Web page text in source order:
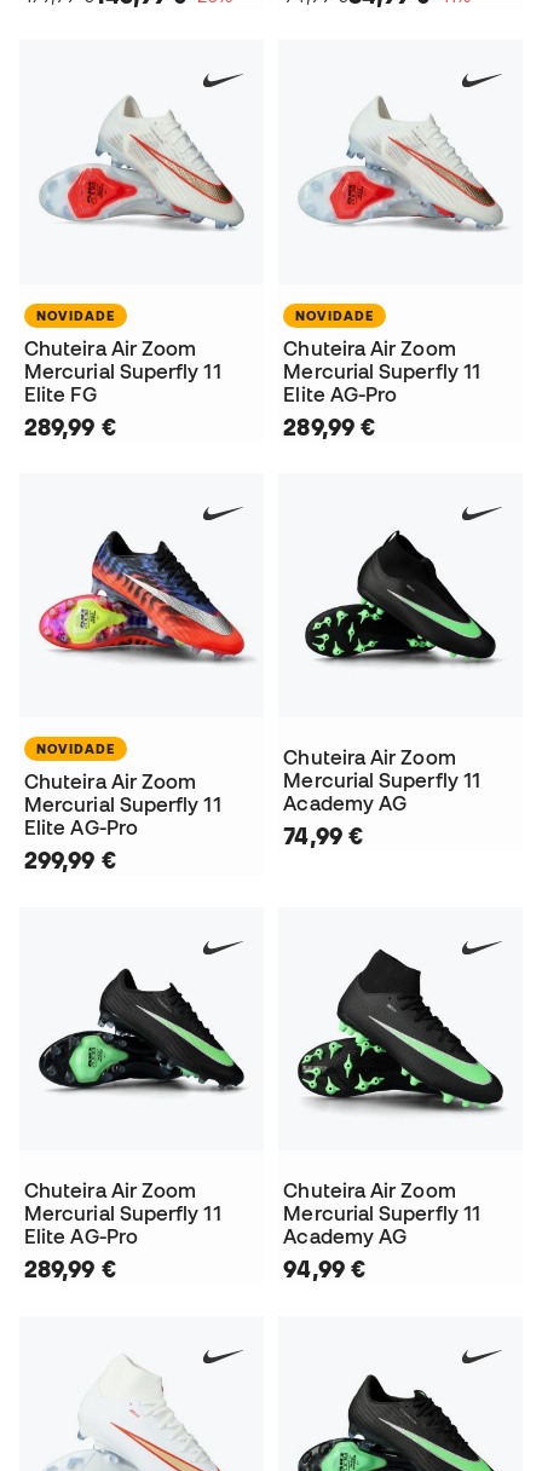
NOVIDADE
Chuteira Air Zoom
Mercurial Superfly 11
Elite FG
289,99 €
NOVIDADE
Chuteira Air Zoom
Mercurial Superfly 11
Elite AG-Pro
289,99 €
NOVIDADE
Chuteira Air Zoom
Mercurial Superfly 11
Elite AG-Pro
299,99 €
Chuteira Air Zoom
Mercurial Superfly 11
Academy AG
74,99 €
Chuteira Air Zoom
Mercurial Superfly 11
Elite AG-Pro
289,99 €
Chuteira Air Zoom
Mercurial Superfly 11
Academy AG
94,99 €